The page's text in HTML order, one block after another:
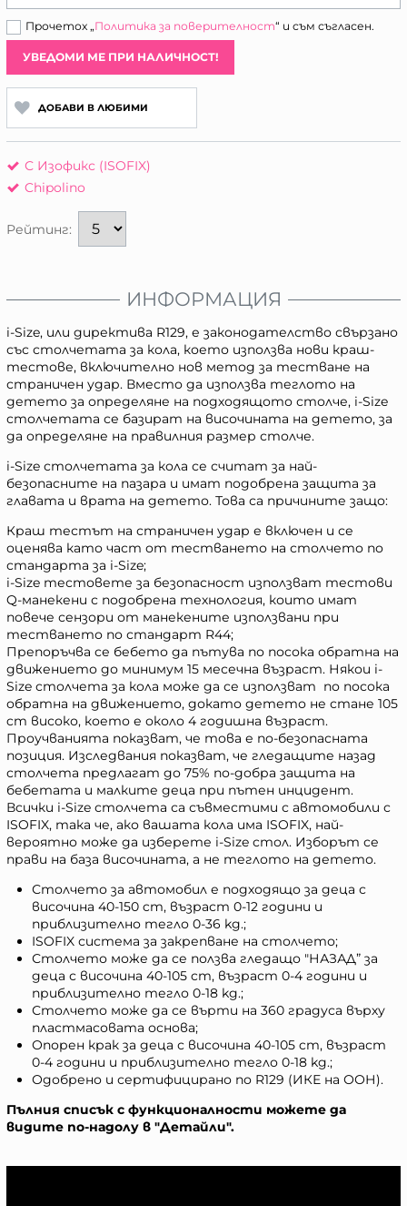
Прочетох „Политика за поверителност“ и съм съгласен.
УВЕДОМИ МЕ ПРИ НАЛИЧНОСТ!
ДОБАВИ В ЛЮБИМИ
С Изофикс (ISOFIX)
Chipolino
Рейтинг:
ИНФОРМАЦИЯ
i-Size, или директива R129, е законодателство свързано
със столчетата за кола, което използва нови краш-
тестове, включително нов метод за тестване на
страничен удар. Вместо да използва теглото на
детето за определяне на подходящото столче, i-Size
столчетата се базират на височината на детето, за
да определяне на правилния размер столче.
i-Size столчетата за кола се считат за най-
безопасните на пазара и имат подобрена защита за
главата и врата на детето. Това са причините защо:
Краш тестът на страничен удар е включен и се
оценява като част от тестването на столчето по
стандарта за i-Size;
i-Size тестовете за безопасност използват тестови
Q-манекени с подобрена технология, които имат
повече сензори от манекените използвани при
тестването по стандарт R44;
Препоръчва се бебето да пътува по посока обратна на
движението до минимум 15 месечна възраст. Някои i-
Size столчета за кола може да се използват по посока
обратна на движението, докато детето не стане 105
cm високо, което е около 4 годишна възраст.
Проучванията показват, че това е по-безопасната
позиция. Изследвания показват, че гледащите назад
столчета предлагат до 75% по-добра защита на
бебетата и малките деца при пътен инцидент.
Всички i-Size столчета са съвместими с автомобили с
ISOFIX, така че, ако вашата кола има ISOFIX, най-
вероятно може да изберете i-Size стол. Изборът се
прави на база височината, а не теглото на детето.
Столчето за автомобил е подходящо за деца с
височина 40-150 cm, възраст 0-12 години и
приблизително тегло 0-36 kg.;
ISOFIX система за закрепване на столчето;
Столчето може да се ползва гледащо "НАЗАД” за
деца с височина 40-105 cm, възраст 0-4 години и
приблизително тегло 0-18 kg.;
Столчето може да се върти на 360 градуса върху
пластмасовата основа;
Опорен крак за деца с височина 40-105 cm, възраст
0-4 години и приблизително тегло 0-18 kg.;
Одобрено и сертифицирано по R129 (ИКЕ на ООН).
Пълния списък с функционалности можете да
видите по-надолу в "Детайли".